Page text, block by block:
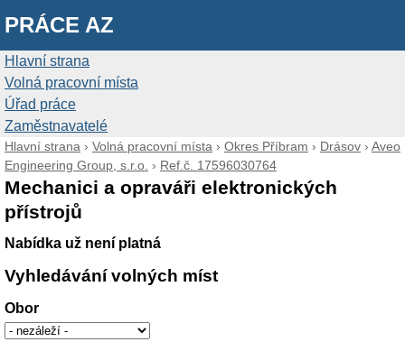
PRÁCE AZ
Hlavní strana
Volná pracovní místa
Úřad práce
Zaměstnavatelé
Hlavní strana › Volná pracovní místa › Okres Příbram › Drásov › Aveo
Engineering Group, s.r.o. › Ref.č. 17596030764
Mechanici a opraváři elektronických
přístrojů
Nabídka už není platná
Vyhledávání volných míst
Obor